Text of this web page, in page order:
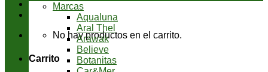
No hay productos en el carrito.
Carrito
Marcas
Aqualuna
Aral Thel
Arawak
Believe
Botanitas